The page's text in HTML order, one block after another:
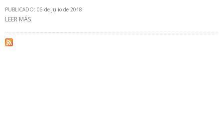
PUBLICADO: 06 de julio de 2018
LEER MÁS